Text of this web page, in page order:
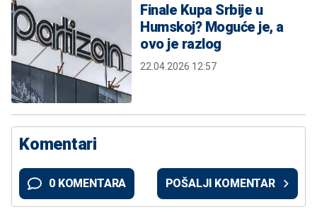
Finale Kupa Srbije u
Humskoj? Moguće je, a
ovo je razlog
22.04.2026 12:57
Komentari
0 KOMENTARA POŠALJI KOMENTAR